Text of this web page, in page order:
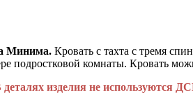
Минима. Кровать с тахта с тремя
подростковой комнаты. Кровать
изделия не используются